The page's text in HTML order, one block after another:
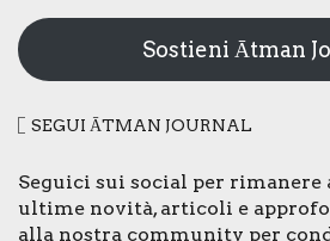
Sostieni Ātman
SEGUI ĀTMAN JOUR­NAL
Segui­ci sui social per rima­ne­re
ulti­me novi­tà, arti­co­li e
alla nostra com­mu­ni­ty per